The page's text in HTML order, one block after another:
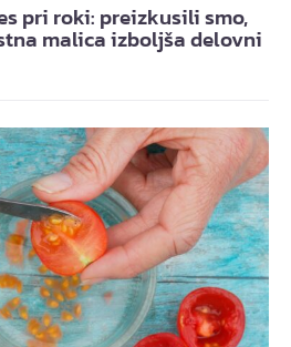
pri roki: preizkusili smo,
malica izboljša delovni